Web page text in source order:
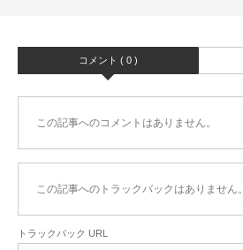
コメント ( 0 )
この記事へのコメントはありません。
この記事へのトラックバックはありません。
トラックバック URL